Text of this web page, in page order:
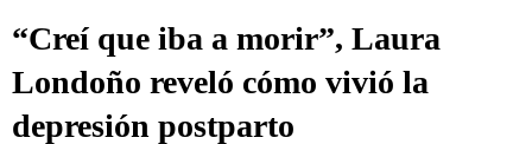
“Creí que iba a morir”, Laura
Londoño reveló cómo vivió la
depresión postparto